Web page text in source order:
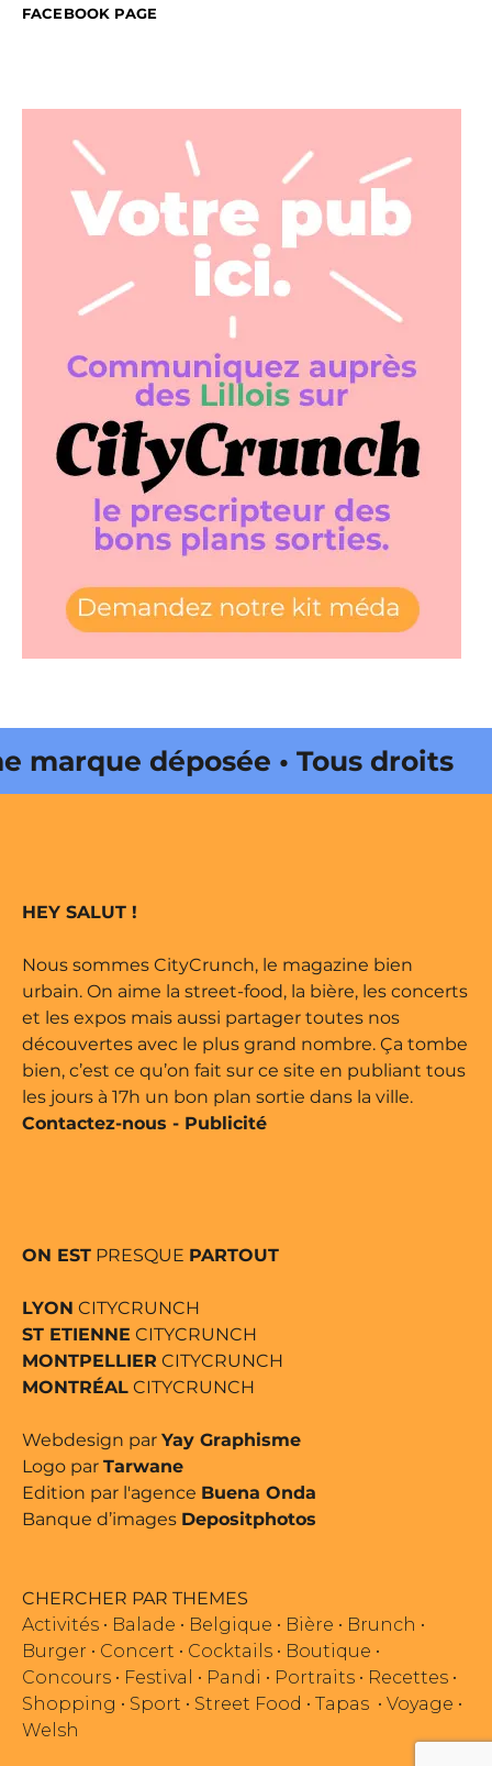
FACEBOOK PAGE
déposée • Tous droits
par Buena Onda Web •
HEY SALUT !
Nous sommes CityCrunch, le magazine bien
urbain. On aime la street-food, la bière, les concerts
et les expos mais aussi partager toutes nos
découvertes avec le plus grand nombre. Ça tombe
bien, c’est ce qu’on fait sur ce site en publiant tous
les jours à 17h un bon plan sortie dans la ville.
Contactez-nous - Publicité
ON EST PRESQUE PARTOUT
LYON CITYCRUNCH
ST ETIENNE CITYCRUNCH
MONTPELLIER CITYCRUNCH
MONTRÉAL CITYCRUNCH
Webdesign par Yay Graphisme
Logo par Tarwane
Edition par l'agence Buena Onda
Banque d’images Depositphotos
CHERCHER PAR THEMES
Activités • Balade • Belgique • Bière • Brunch •
Burger • Concert • Cocktails • Boutique •
Concours • Festival • Pandi • Portraits • Recettes •
Shopping • Sport • Street Food • Tapas • Voyage •
Welsh